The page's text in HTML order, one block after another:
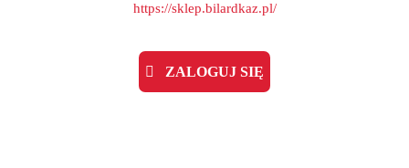
https://sklep.bilardkaz.pl/
ZALOGUJ SIĘ